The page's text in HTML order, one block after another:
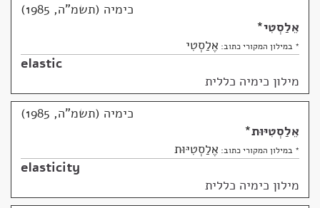
כימיה (תשמ"ה, 1985)
אֵלַסְטִי*
* במילון המקורי כתוב: אֶלַסְטִי
elastic
מילון כימיה כללית
כימיה (תשמ"ה, 1985)
אֵלַסְטִיּוּת*
* במילון המקורי כתוב: אֶלַסְטִיּוּת
elasticity
מילון כימיה כללית